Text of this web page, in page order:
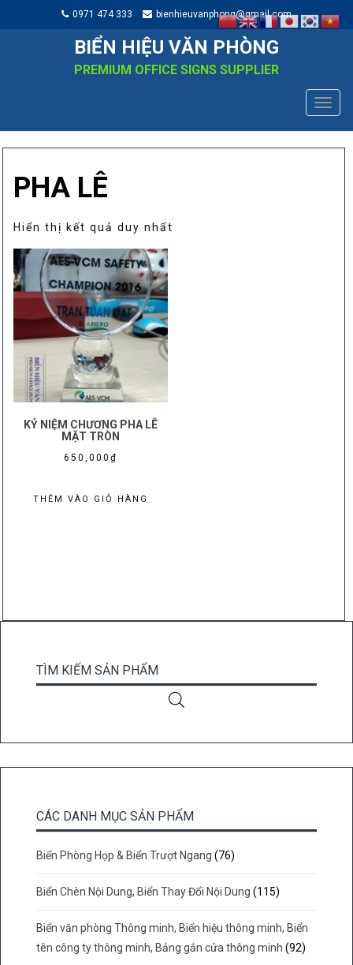
0971 474 333 bienhieuvanphong@gmail.com
BIỂN HIỆU VĂN PHÒNG
PREMIUM OFFICE SIGNS SUPPLIER
PHA LÊ
Hiển thị kết quả duy nhất
KỶ NIỆM CHƯƠNG PHA LÊ
MẶT TRÒN
650,000 ₫
THÊM VÀO GIỎ HÀNG
TÌM KIẾM SẢN PHẨM
CÁC DANH MỤC SẢN PHẨM
Biển Phòng Họp & Biển Trượt Ngang (76)
Biển Chèn Nội Dung, Biển Thay Đổi Nội Dung (115)
Biển văn phòng Thông minh, Biển hiệu thông minh, Biển
tên công ty thông minh, Bảng gắn cửa thông minh (92)